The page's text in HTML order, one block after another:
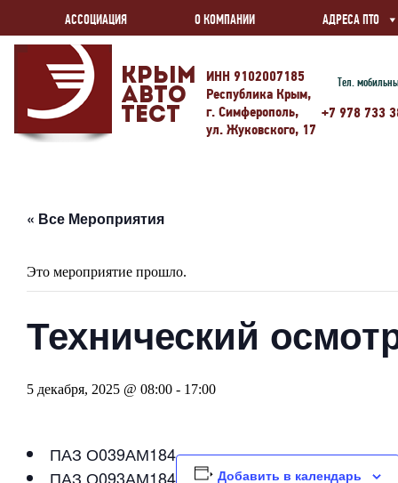
АССОЦИАЦИЯ О КОМПАНИИ АДРЕСА ПТО
Крым
Авто
Тест
ИНН 9102007185
Республика Крым,
г. Симферополь,
ул. Жуковского, 17
Тел.
+7 978 733
« Все Мероприятия
Это мероприятие прошло.
Технический
5 декабря, 2025 @ 08:00 - 17:00
ПАЗ О039АМ184
ПАЗ О093АМ184
Добавить в календарь